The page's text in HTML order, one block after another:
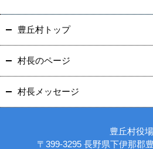
豊丘村トップ
村長のページ
村長メッセージ
豊丘村役場
〒399-3295 長野県下伊那郡